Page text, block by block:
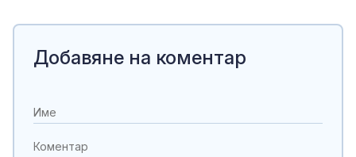
Добавяне на коментар